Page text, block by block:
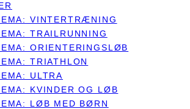
VINTERTRÆNING
TRAILRUNNING
ORIENTERINGSLØB
TRIATHLON
ULTRA
KVINDER OG LØB
LØB MED BØRN